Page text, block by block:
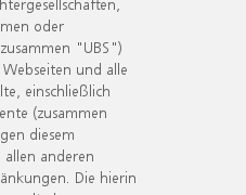
oder
"UBS")
und alle
einschließlich
(zusammen
diesem
allen anderen
Die hierin